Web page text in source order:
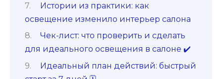
Истории из практики: как
освещение изменило интерьер салона
Чек-лист: что проверить и сделать
для идеального освещения в салоне ✔️
Идеальный план действий: быстрый